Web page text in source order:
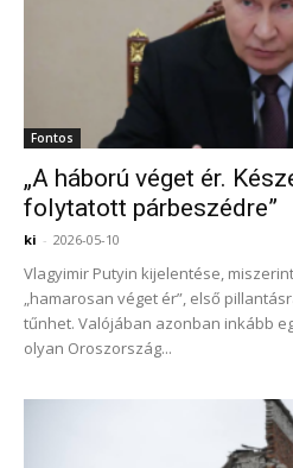
Fontos
„A háború véget ér.
folytatott párbeszédre”
ki - 2026-05-10
Vlagyimir Putyin kijelentése,
„hamarosan véget ér”, első
tűnhet. Valójában azonban inkább
olyan Oroszország...